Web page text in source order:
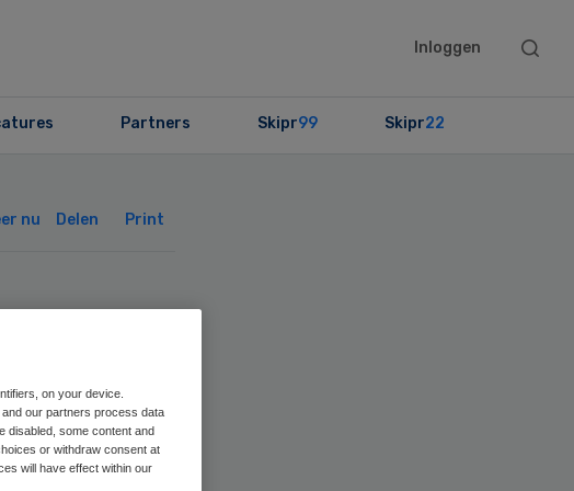
Inloggen
Search
Partners Skipr99 Skipr22
nu Delen Print
van
on your device.
our partners process data
disabled, some content and
or withdraw consent at
will have effect within our